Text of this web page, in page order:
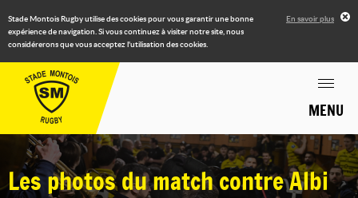
Stade Montois Rugby utilise des cookies pour vous garantir une bonne
expérience de navigation. Si vous continuez à visiter notre site, nous
considérerons que vous acceptez l'utilisation des cookies.
En savoir plus
MENU
Les photos du match contre Albi